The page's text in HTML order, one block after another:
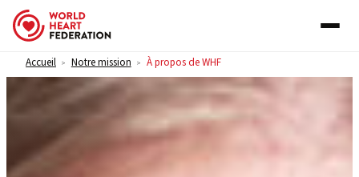
Skip to content
Accueil > Notre mission > À propos de WHF